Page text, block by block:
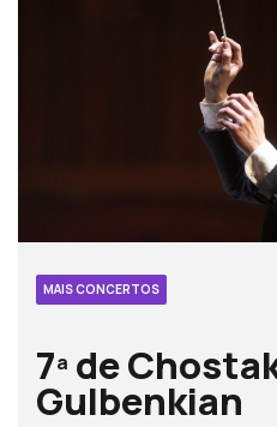
MAIS CONCERTOS
7ª de
Gulbenkian